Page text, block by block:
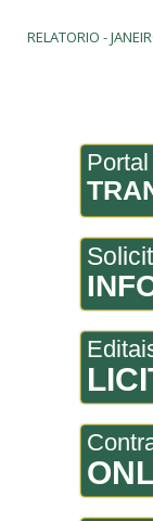
RELATORIO -